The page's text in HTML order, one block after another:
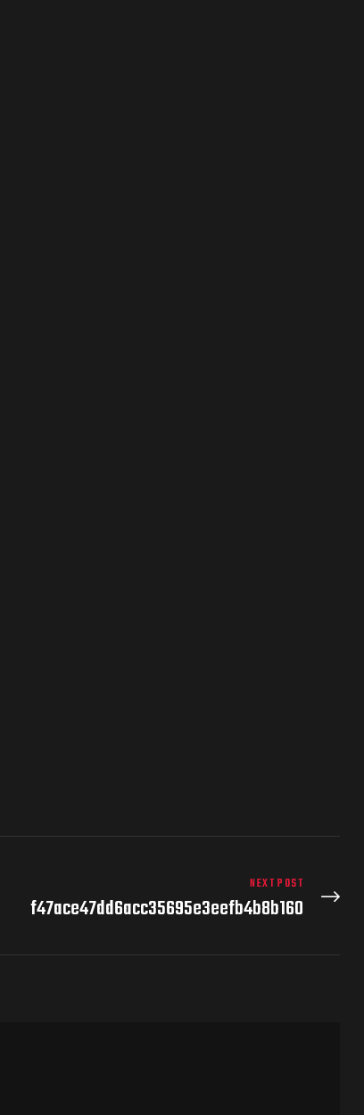
NEXT POST
f47ace47dd6acc35695e3eefb4b8b160